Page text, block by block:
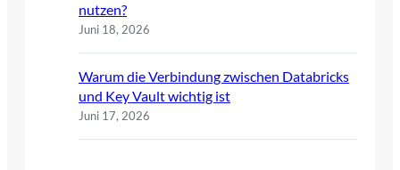
nutzen?
Juni 18, 2026
Warum die Verbindung zwischen Databricks
und Key Vault wichtig ist
Juni 17, 2026